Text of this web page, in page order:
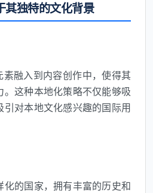
其独特的文化背景
素融入到内容创作中，使得其
。这种本地化策略不仅能够吸
对本地文化感兴趣的国际用
化的国家，拥有丰富的历史和